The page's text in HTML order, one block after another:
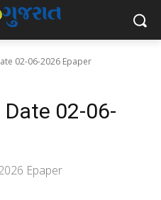
02-06-2026 Epaper
02-06-
Epaper